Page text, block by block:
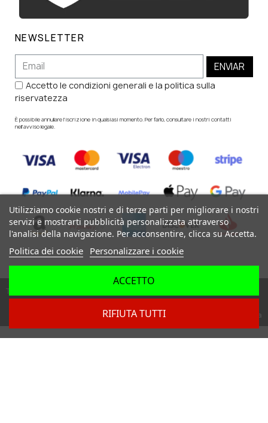
NEWSLETTER
ENVIAR
Accetto le condizioni generali e la politica sulla
riservatezza
È possibile annullare l'iscrizione in qualsiasi momento. Per farlo, consultare i nostri contatti
nell'avviso legale.
Tutti i diritti riservati ©
Dev. by Digital Agency Barcelona
Utilizziamo cookie nostri e di terze parti per migliorare i nostri
servizi e mostrarti pubblicità personalizzata attraverso
l'analisi della navigazione. Per acconsentire, clicca su Accetta.
Politica dei cookie Personalizzare i cookie
RIFIUTA TUTTI
ACCETTO